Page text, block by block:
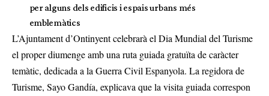
per alguns dels edificis i espais urbans més
emblemàtics
L’Ajuntament d’Ontinyent celebrarà el Dia Mundial del Turisme
el proper diumenge amb una ruta guiada gratuïta de caràcter
temàtic, dedicada a la Guerra Civil Espanyola. La regidora de
Turisme, Sayo Gandía, explicava que la visita guiada correspon